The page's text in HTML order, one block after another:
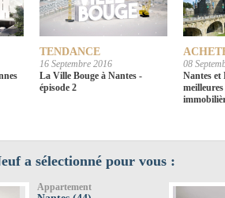
TENDANCE
16 Septembre 2016
La Ville Bouge à Nantes -
épisode 2
08
Nantes et
a sélectionné pour vous :
Appartement